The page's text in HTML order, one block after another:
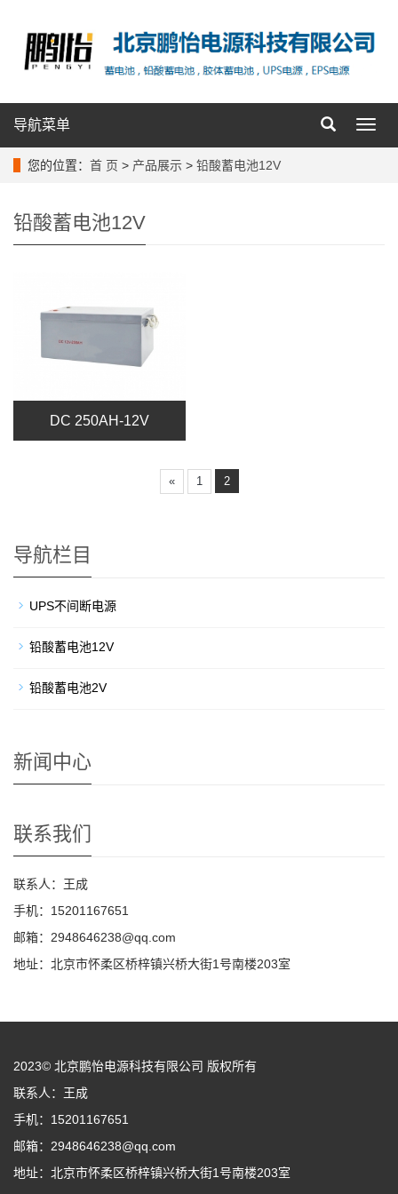
导
导航菜单
您的位置： 首 页 > 产品展示 > 铅酸蓄电池12V
铅酸蓄电池12V
DC 250AH-12V
« 1 2
导航栏目
UPS不间断电源
铅酸蓄电池12V
铅酸蓄电池2V
新闻中心
联系我们
联系人：王成
手机：15201167651
邮箱：2948646238@qq.com
地址：北京市怀柔区桥梓镇兴桥大街1号南楼203室
2023© 北京鹏怡电源科技有限公司 版权所有
联系人：王成
手机：15201167651
邮箱：2948646238@qq.com
地址：北京市怀柔区桥梓镇兴桥大街1号南楼203室